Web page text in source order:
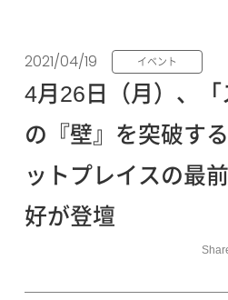
2021/04/19 イベント
4月26日（月）、
の『壁』を突破す
ットプレイスの最
好が登壇